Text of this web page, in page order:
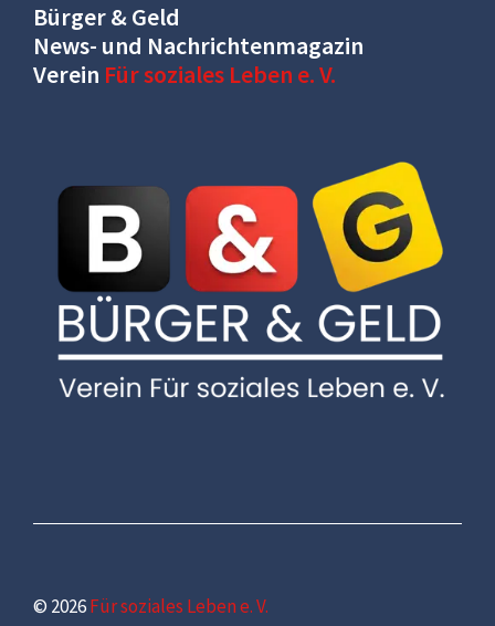
Bürger & Geld
News- und Nachrichtenmagazin
Verein Für soziales Leben e. V.
© 2026Für soziales Leben e. V.